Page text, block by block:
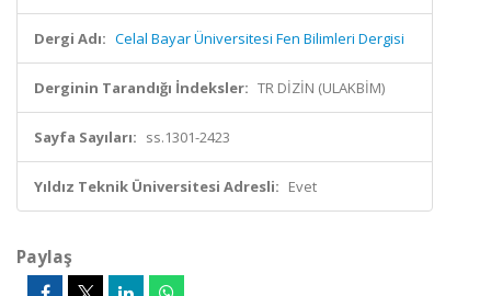
Dergi Adı: Celal Bayar Üniversitesi Fen Bilimleri Dergisi
Derginin Tarandığı İndeksler: TR DİZİN (ULAKBİM)
Sayfa Sayıları: ss.1301-2423
Yıldız Teknik Üniversitesi Adresli: Evet
Paylaş